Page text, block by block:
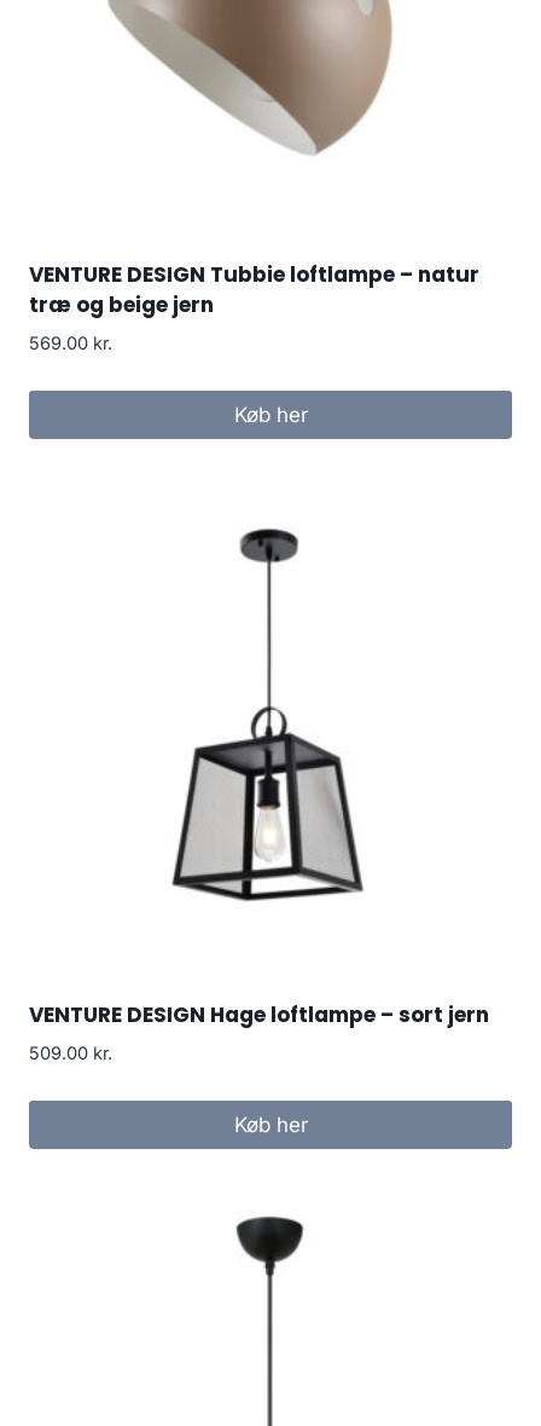
VENTURE DESIGN Tubbie loftlampe – natur
træ og beige jern
569.00 kr.
Køb her
VENTURE DESIGN Hage loftlampe – sort jern
509.00 kr.
Køb her